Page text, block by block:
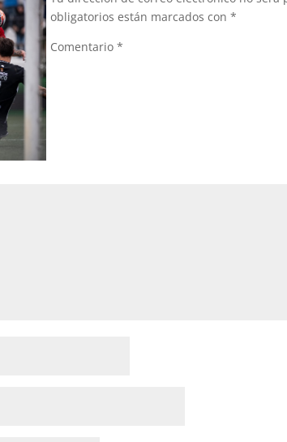
obligatorios están marcados con*
Comentario*